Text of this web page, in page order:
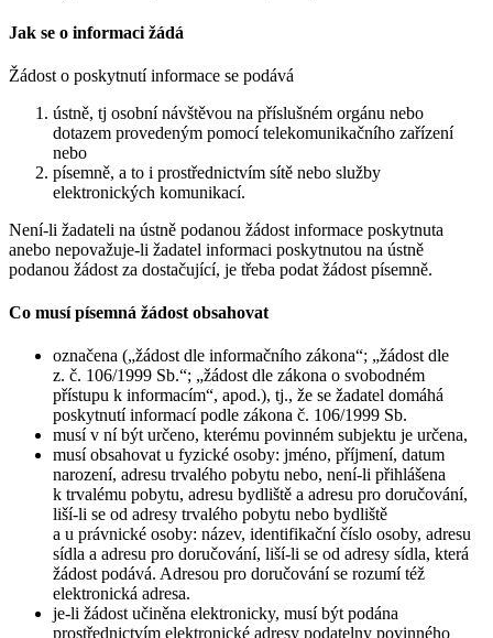
Jak se o informaci žádá
Žádost o poskytnutí informace se podává
ústně, tj osobní návštěvou na příslušném orgánu nebo
dotazem provedeným pomocí telekomunikačního zařízení
nebo
písemně, a to i prostřednictvím sítě nebo služby
elektronických komunikací.
Není-li žadateli na ústně podanou žádost informace poskytnuta
anebo nepovažuje-li žadatel informaci poskytnutou na ústně
podanou žádost za dostačující, je třeba podat žádost písemně.
Co musí písemná žádost obsahovat
označena („žádost dle informačního zákona“; „žádost dle
z. č. 106/1999 Sb.“; „žádost dle zákona o svobodném
přístupu k informacím“, apod.), tj., že se žadatel domáhá
poskytnutí informací podle zákona č. 106/1999 Sb.
musí v ní být určeno, kterému povinném subjektu je určena,
musí obsahovat u fyzické osoby: jméno, příjmení, datum
narození, adresu trvalého pobytu nebo, není-li přihlášena
k trvalému pobytu, adresu bydliště a adresu pro doručování,
liší-li se od adresy trvalého pobytu nebo bydliště
a u právnické osoby: název, identifikační číslo osoby, adresu
sídla a adresu pro doručování, liší-li se od adresy sídla, která
žádost podává. Adresou pro doručování se rozumí též
elektronická adresa.
je-li žádost učiněna elektronicky, musí být podána
prostřednictvím elektronické adresy podatelny povinného